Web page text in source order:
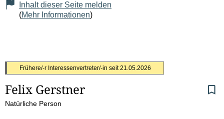
Inhalt dieser Seite melden
(Mehr Informationen)
S
e
Frühere/-r Interessenvertreter/-in seit 21.05.2026
Felix Gerstner
Natürliche Person